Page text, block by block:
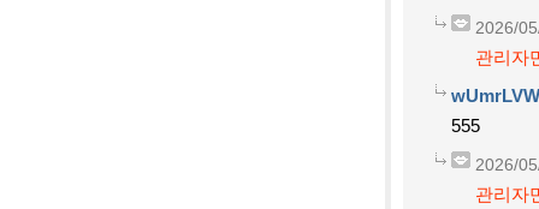
2026/
관리자
555
2026/
관리자